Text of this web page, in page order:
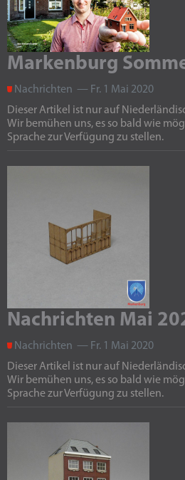
Markenburg
Nachrichten — Fr. 1 Mai 2020
Dieser Artikel ist nur auf
Wir bemühen uns, es so bald wie
Sprache zur Verfügung zu stellen.
Nachrichten Mai
Nachrichten — Fr. 1 Mai 2020
Dieser Artikel ist nur auf
Wir bemühen uns, es so bald wie
Sprache zur Verfügung zu stellen.